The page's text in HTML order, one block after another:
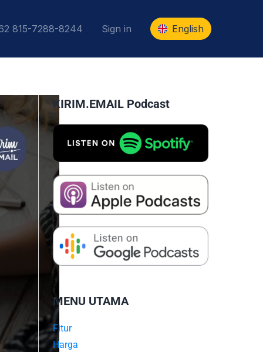
815-7288-8244 Sign in English
KIRIM.EMAIL Podcast
MENU UTAMA
Fitur
Harga